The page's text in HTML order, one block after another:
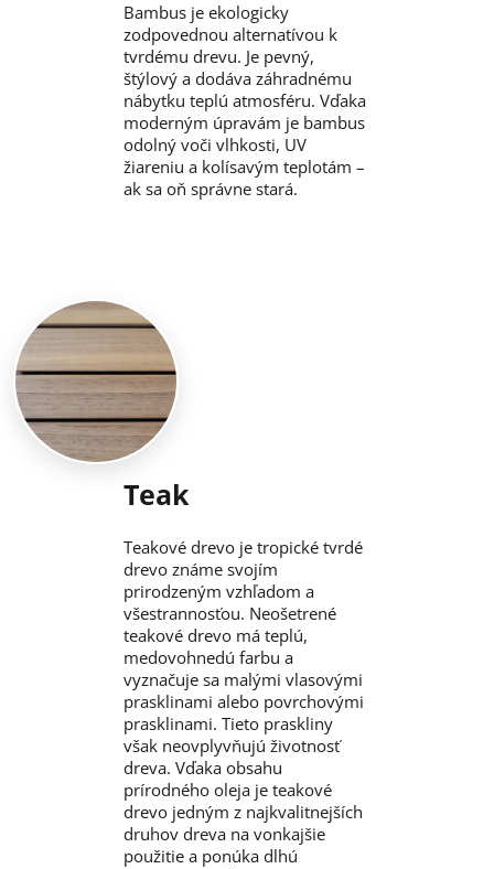
Bambus je ekologicky
zodpovednou alternatívou k
tvrdému drevu. Je pevný,
štýlový a dodáva záhradnému
nábytku teplú atmosféru. Vďaka
moderným úpravám je bambus
odolný voči vlhkosti, UV
žiareniu a kolísavým teplotám –
ak sa oň správne stará.
Teak
Teakové drevo je tropické tvrdé
drevo známe svojím
prirodzeným vzhľadom a
všestrannosťou. Neošetrené
teakové drevo má teplú,
medovohnedú farbu a
vyznačuje sa malými vlasovými
prasklinami alebo povrchovými
prasklinami. Tieto praskliny
však neovplyvňujú životnosť
dreva. Vďaka obsahu
prírodného oleja je teakové
drevo jedným z najkvalitnejších
druhov dreva na vonkajšie
použitie a ponúka dlhú